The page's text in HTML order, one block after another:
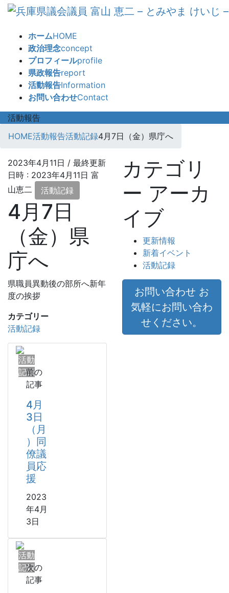
ホームHOME
政治理念concept
プロフィールprofile
県政報告report
活動報告Information
お問い合わせContact
活動報告
HOME活動報告活動記録4月7日（金）県庁へ
2023年4月11日 / 最終更新
日時 : 2023年4月11日 富
山恵二
活動記録
4月7日
（金）県
庁へ
県職員異動後の部所へ新年
度の挨拶
カテゴリー
活動記録
活動
記録前の
記事
4月
3日
（月
）同
僚議
員応
援
2023
年4月
3日
活動
記録次の
記事
カテゴリ
ー アーカ
イブ
更新情報
新着イベント
活動記録
お問い合わせ お
気軽にお問い合わ
せください。